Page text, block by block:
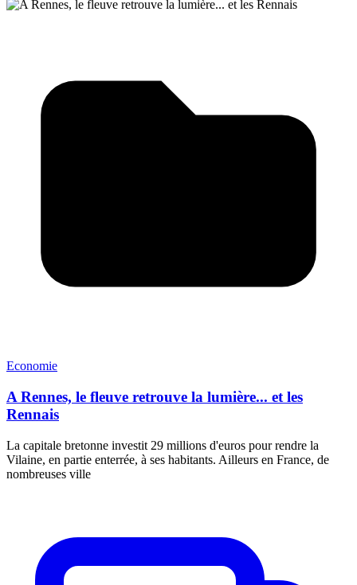
Economie
A Rennes, le fleuve retrouve la lumière... et les
Rennais
La capitale bretonne investit 29 millions d'euros pour rendre la
Vilaine, en partie enterrée, à ses habitants. Ailleurs en France, de
nombreuses ville